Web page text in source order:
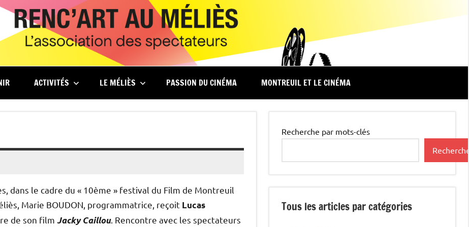
ACTIVITÉS LE MÉLIÈS PASSION DU CINÉMA MONTREUIL ET LE CINÉMA
dans le cadre du « 10ème » festival du Film de Montreuil
Marie BOUDON, programmatrice, reçoit Lucas
de son film Jacky Caillou. Rencontre avec les spectateurs
Recherche par mots-clés
Tous les articles par catégories